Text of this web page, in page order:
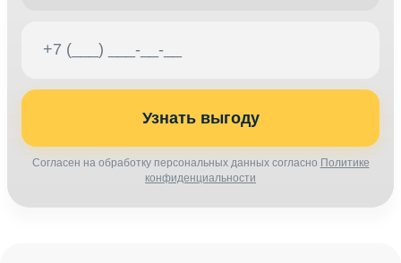
Узнать выгоду
Согласен на обработку персональных данных согласно Политике
конфиденциальности